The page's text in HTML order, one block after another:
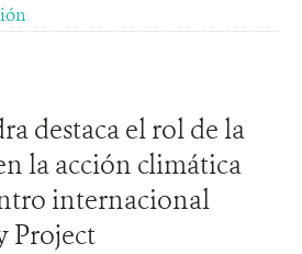
destaca el rol de la
la acción climática
internacional
Project